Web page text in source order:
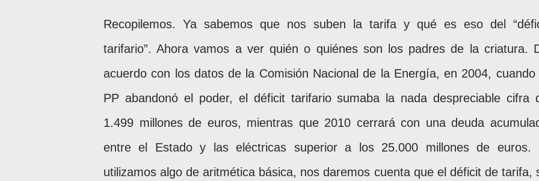
Recopilemos. Ya sabemos que nos suben la tarifa y qué es eso del
tarifario”. Ahora vamos a ver quién o quiénes son los padres de la criatura.
acuerdo con los datos de la Comisión Nacional de la Energía, en 2004, cuando
PP abandonó el poder, el déficit tarifario sumaba la nada despreciable cifra
1.499 millones de euros, mientras que 2010 cerrará con una deuda
entre el Estado y las eléctricas superior a los 25.000 millones de euros.
utilizamos algo de aritmética básica, nos daremos cuenta que el déficit de tarifa,